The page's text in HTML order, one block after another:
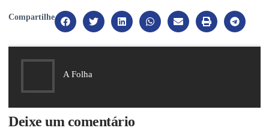
Compartilhe
A Folha
Deixe um comentário